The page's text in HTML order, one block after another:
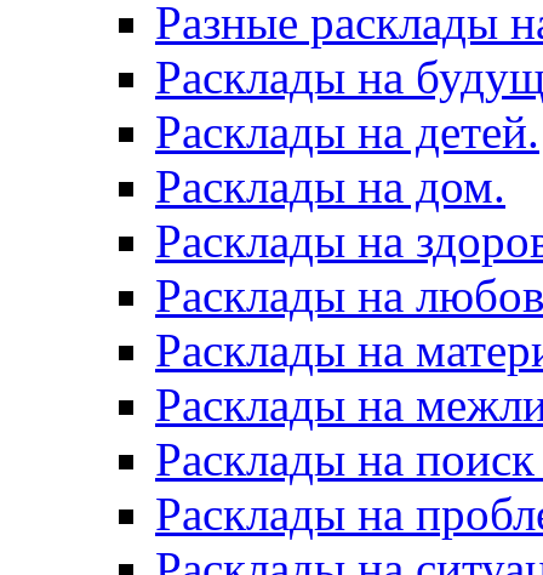
Разные расклады
Расклады на
Расклады на детей.
Расклады на дом.
Расклады на
Расклады на
Расклады на
Расклады на
Расклады на
Расклады на